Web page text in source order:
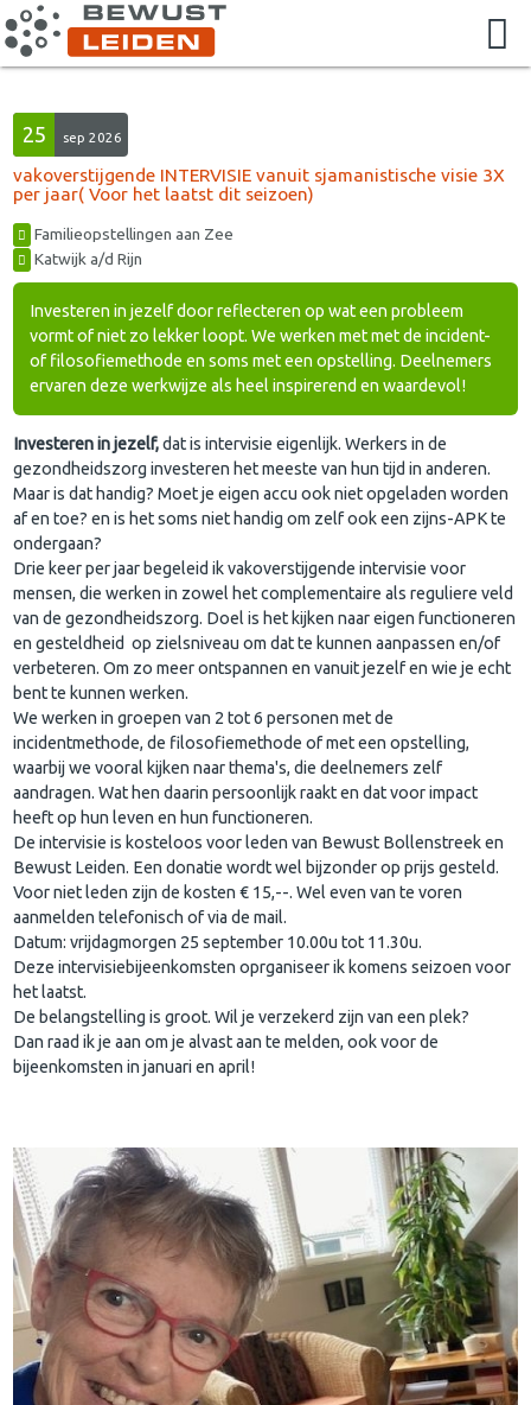
25 sep 2026
vakoverstijgende INTERVISIE vanuit sjamanistische visie 3X
per jaar( Voor het laatst dit seizoen)
Familieopstellingen aan Zee
Katwijk a/d Rijn
Investeren in jezelf door reflecteren op wat een probleem
vormt of niet zo lekker loopt. We werken met met de incident-
of filosofiemethode en soms met een opstelling. Deelnemers
ervaren deze werkwijze als heel inspirerend en waardevol!
Investeren in jezelf,dat is intervisie eigenlijk. Werkers in de
gezondheidszorg investeren het meeste van hun tijd in anderen.
Maar is dat handig? Moet je eigen accu ook niet opgeladen worden
af en toe? en is het soms niet handig om zelf ook een zijns-APK te
ondergaan?
Drie keer per jaar begeleid ik vakoverstijgende intervisie voor
mensen, die werken in zowel het complementaire als reguliere veld
van de gezondheidszorg. Doel is het kijken naar eigen functioneren
en gesteldheid op zielsniveau om dat te kunnen aanpassen en/of
verbeteren. Om zo meer ontspannen en vanuit jezelf en wie je echt
bent te kunnen werken.
We werken in groepen van 2 tot 6 personen met de
incidentmethode, de filosofiemethode of met een opstelling,
waarbij we vooral kijken naar thema's, die deelnemers zelf
aandragen. Wat hen daarin persoonlijk raakt en dat voor impact
heeft op hun leven en hun functioneren.
De intervisie is kosteloos voor leden van Bewust Bollenstreek en
Bewust Leiden. Een donatie wordt wel bijzonder op prijs gesteld.
Voor niet leden zijn de kosten € 15,--. Wel even van te voren
aanmelden telefonisch of via de mail.
Datum: vrijdagmorgen 25 september 10.00u tot 11.30u.
Deze intervisiebijeenkomsten oprganiseer ik komens seizoen voor
het laatst.
De belangstelling is groot. Wil je verzekerd zijn van een plek?
Dan raad ik je aan om je alvast aan te melden, ook voor de
bijeenkomsten in januari en april!